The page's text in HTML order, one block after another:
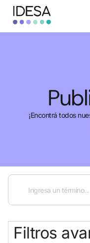
¡Encontrá todos
Filtros